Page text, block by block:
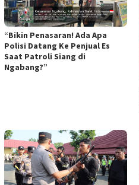
“Bikin Penasaran! Ada Apa
Polisi Datang Ke Penjual Es
Saat Patroli Siang di
Ngabang?”